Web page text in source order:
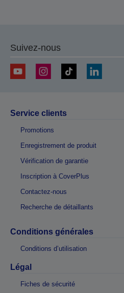
Suivez-nous
Service clients
Promotions
Enregistrement de produit
Vérification de garantie
Inscription à CoverPlus
Contactez-nous
Recherche de détaillants
Conditions générales
Conditions d’utilisation
Légal
Fiches de sécurité